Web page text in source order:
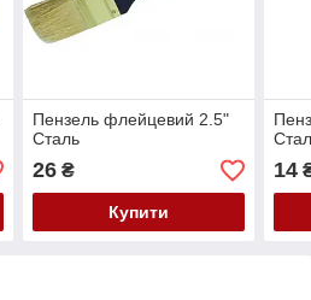
Пензель флейцевий 2.5"
Сталь
26₴
Купити
14